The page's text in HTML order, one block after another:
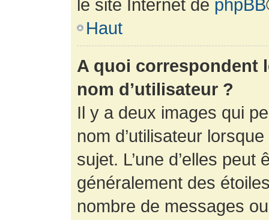
le site Internet de phpBB
Haut
A quoi correspondent
nom d’utilisateur ?
Il y a deux images qui
nom d’utilisateur
sujet. L’une d’elles
généralement des
nombre de messages